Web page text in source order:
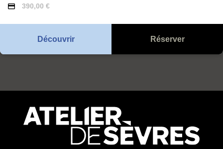
390,00 €
Découvrir Réserver